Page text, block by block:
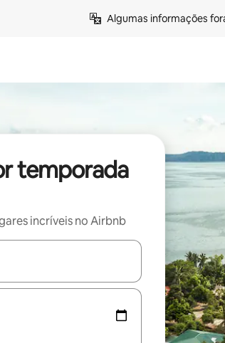
Algumas informações
temporada
incríveis no Airbnb
disponíveis, explore-os usando as